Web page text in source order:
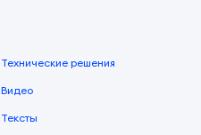
Технические решения
Видео
Тексты